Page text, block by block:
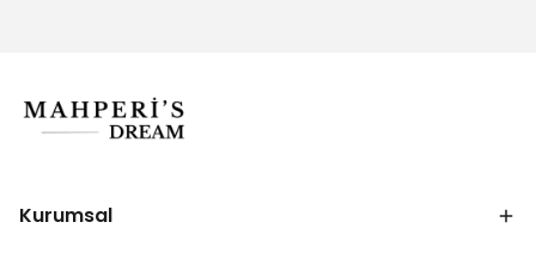
Kurumsal